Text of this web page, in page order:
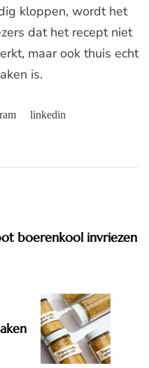
kloppen, wordt het
dat het recept niet
maar ook thuis echt
is.
linkedin
boerenkool invriezen